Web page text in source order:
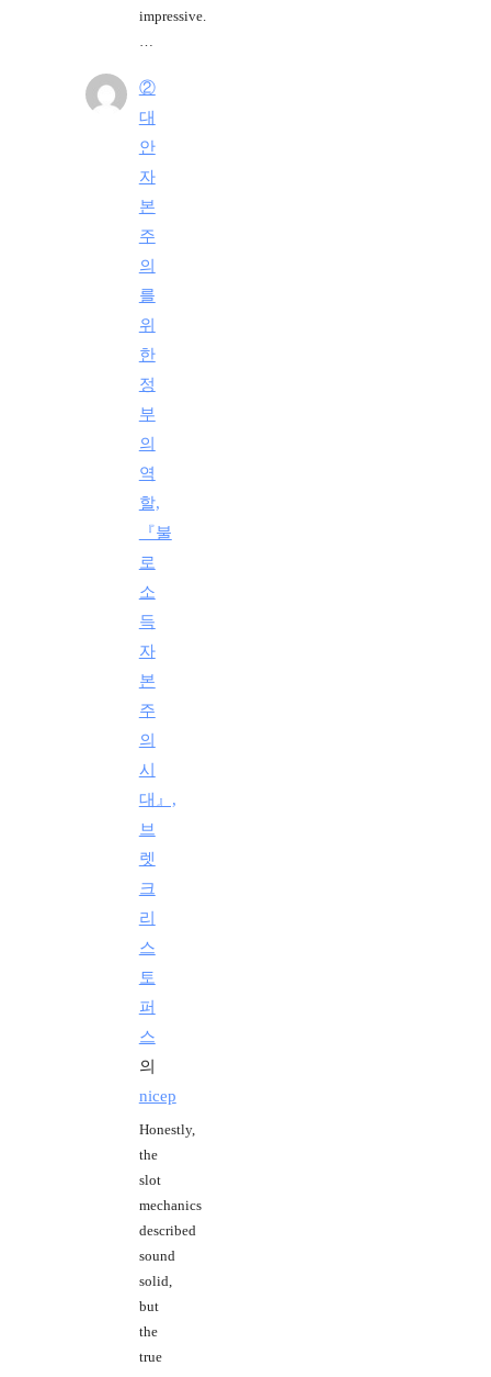
impressive.
②
대
안
자
본
주
의
를
위
한
정
부
의
역
할,
『불
로
소
득
자
본
주
의
시
대』,
브
렛
크
리
스
토
퍼
스
의
nicep
Honestly,
the
slot
mechanics
described
sound
solid,
but
the
true